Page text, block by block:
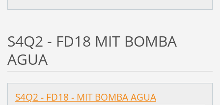
S4Q2 - FD18 MIT BOMBA
AGUA
S4Q2 - FD18 - MIT BOMBA AGUA